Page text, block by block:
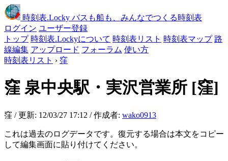
時刻表.Locky バスも船も、みんなでつくる時刻表
ログイン ユーザー登録
トップ 時刻表.Lockyについて 時刻表リスト 時刻表マップ 路
線編集 アップロード フォーラム 使い方
時刻表リスト › 窪
窪 泉中央駅・実沢営業所 [窪]
窪 / 更新: 12/03/27 17:12 / 作成者: wako0913
これは過去のログデータです。復元する場合は本文をコピー
して編集画面に貼り付けてください。